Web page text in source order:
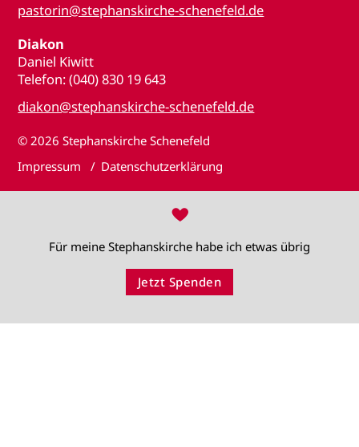
pastorin@stephanskirche-schenefeld.de
Diakon
Daniel Kiwitt
Telefon: (040) 830 19 643
diakon@stephanskirche-schenefeld.de
© 2026 Stephanskirche Schenefeld
Impressum
Datenschutzerklärung
♥
Für meine Stephanskirche habe ich etwas übrig
Jetzt Spenden